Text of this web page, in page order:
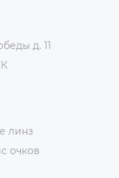
д. 11
линз
очков